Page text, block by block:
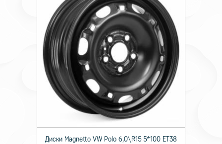
Диски Magnetto VW Polo 6,0\R15 5*100 ET38